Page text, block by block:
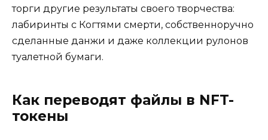
торги другие результаты своего творчества:
лабиринты с Когтями смерти, собственноручно
сделанные данжи и даже коллекции рулонов
туалетной бумаги.
Как переводят файлы в NFT-
токены